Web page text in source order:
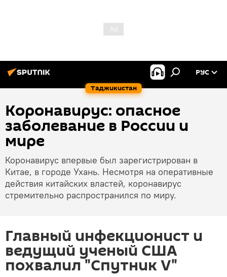
Таджикистан
РУС
Коронавирус: опасное
заболевание в России и
мире
Коронавирус впервые был зарегистрирован в
Китае, в городе Ухань. Несмотря на оперативные
действия китайских властей, коронавирус
стремительно распространился по миру.
Главный инфекционист и
ведущий ученый США
похвалил "Спутник V"